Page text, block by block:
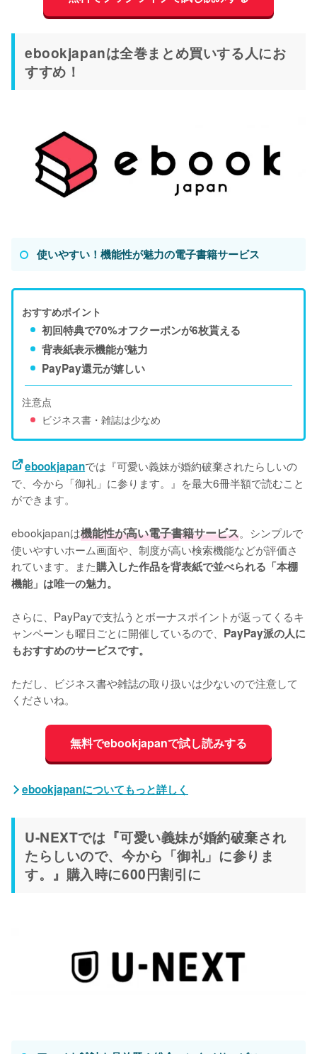
ebookjapanは全巻まとめ買いする人にお
すすめ！
使いやすい！機能性が魅力の電子書籍サービス
おすすめポイント
初回特典で70%オフクーポンが6枚貰える
背表紙表示機能が魅力
PayPay還元が嬉しい
注意点
ビジネス書・雑誌は少なめ
ebookjapanでは『可愛い義妹が婚約破棄されたらしいの
で、今から「御礼」に参ります。』を最大6冊半額で読むこと
ができます。
ebookjapanは機能性が高い電子書籍サービス。シンプルで
使いやすいホーム画面や、制度が高い検索機能などが評価さ
れています。また購入した作品を背表紙で並べられる「本棚
機能」は唯一の魅力。
さらに、PayPayで支払うとボーナスポイントが返ってくるキ
ャンペーンも曜日ごとに開催しているので、 PayPay派の人に
もおすすめのサービスです。
ただし、ビジネス書や雑誌の取り扱いは少ないので注意して
くださいね。
無料でebookjapanで試し読みする
ebookjapanについてもっと詳しく
U-NEXTでは『可愛い義妹が婚約破棄され
たらしいので、今から「御礼」に参りま
す。』購入時に600円割引に